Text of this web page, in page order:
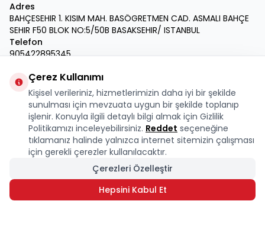
Adres
BAHÇESEHIR 1. KISIM MAH. BASÖGRETMEN CAD. ASMALI BAHÇE
SEHIR F50 BLOK NO:5/50B BASAKSEHIR/ ISTANBUL
Telefon
905422895345
info@krmdukkan.com
Facebook
X İnstagram
YoutubeLinkedin
Çerez Kullanımı
Kişisel verileriniz, hizmetlerimizin daha iyi bir şekilde
sunulması için mevzuata uygun bir şekilde toplanıp
işlenir. Konuyla ilgili detaylı bilgi almak için Gizlilik
Politikamızı inceleyebilirsiniz. Reddet seçeneğine
tıklamanız halinde yalnızca internet sitemizin çalışması
için gerekli çerezler kullanılacaktır.
Çerezleri Özelleştir
Hepsini Kabul Et